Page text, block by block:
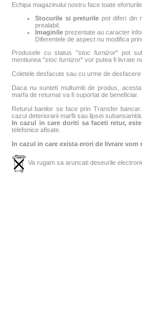
Echipa magazinului nostru face toate
Stocurile si preturile pot diferi din
prealabil.
Imaginile prezentate au caracter
Diferentele de aspect nu modifica
Produsele cu status "stoc furnizor" pot
mentiunea "stoc furnizor" vor putea fi livrate
Coletele desfacute sau cu urme de
Daca nu sunteti multumiti de produs,
marfa de returnat va fi suportat de beneficiar.
Returul banilor se face prin Transfer
cazul deteriorarii marfii sau lipsei
In cazul in care doriti sa faceti retur,
telefonice afisate.
In cazul in care exista erori de livrare
Va rugam sa aruncati deseurile